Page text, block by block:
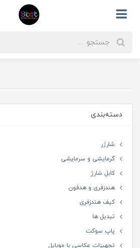
دسته‌بندی
شارژر
گرمایشی و سرمایشی
کابل شارژ
هندزفری و هدفون
کیف هندزفری
تبدیل ها
پاپ سوکت
تجهیزات عکاسی با موبایل